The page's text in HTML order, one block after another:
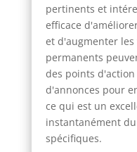
pertinents et
efficace
et d'augmenter les
permanents
des points
d'annonces pour
ce qui est un
instantanément
spécifiques.